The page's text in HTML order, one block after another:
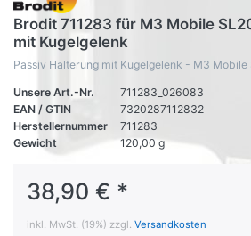
Brodit 711283 für M3 Mobile
mit Kugelgelenk
Passiv Halterung mit Kugelgelenk - M3 Mobile
Unsere Art.-Nr.
711283_026083
EAN / GTIN
7320287112832
Herstellernummer
711283
Gewicht
120,00 g
38,90 € *
inkl. MwSt. (19%) zzgl. Versandkosten